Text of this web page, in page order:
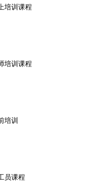
培训课程
培训课程
培训
员课程